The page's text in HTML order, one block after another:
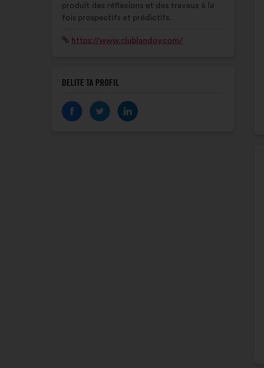
produit des réflexions et des travaux à la
fois prospectifs et prédictifs.
Spletišče:
https://www.clublandoy.com/
DELITE TA PROFIL